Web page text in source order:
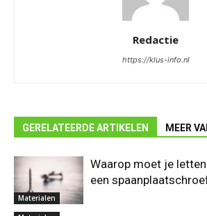
Redactie
https://klus-info.nl
GERELATEERDE ARTIKELEN MEER
Materialen
Waarop moet je
een